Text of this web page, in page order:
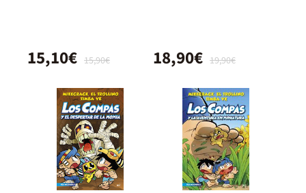
15,90€
15,10€ 19,90€
18,90€